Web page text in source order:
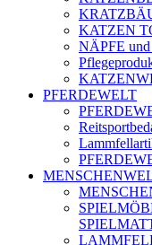
KATZEN
NÄPFE
PFERDEWELT